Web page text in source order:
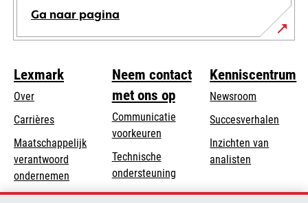
Ga naar pagina
Lexmark
Over
Carrières
Maatschappelijk
verantwoord
ondernemen
in
Duurzaamheid
Neem contact
met ons op
Communicatie
voorkeuren
Technische
ondersteuningopens
in
Product registratie
Kenniscentrum
Newsroom
Succesverhalen
Inzichten van
analisten